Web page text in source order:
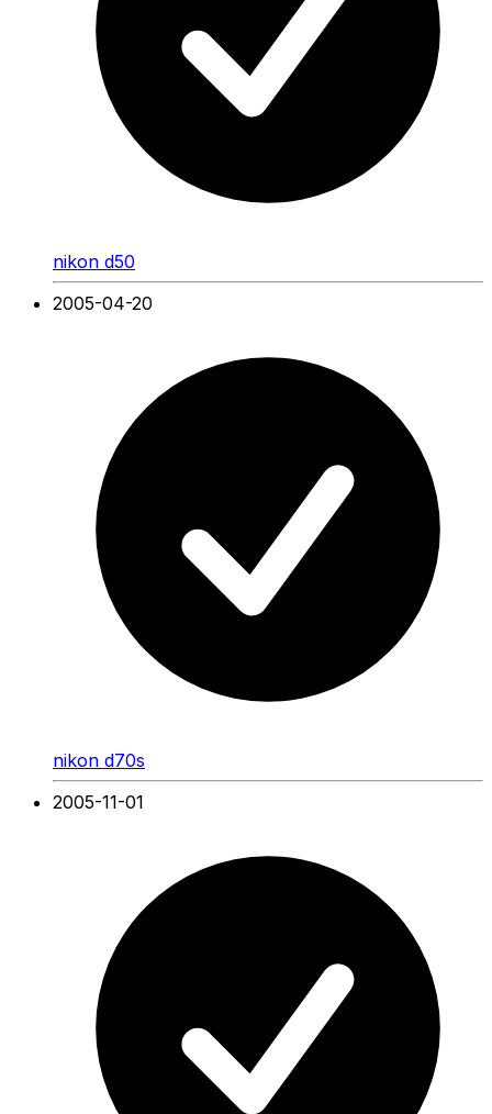
nikon d50
2005-04-20
nikon d70s
2005-11-01